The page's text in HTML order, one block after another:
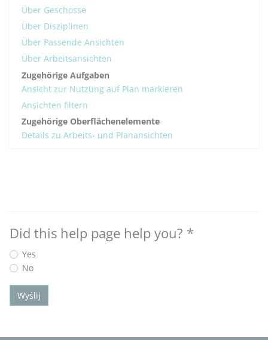
Über Geschosse
Über Disziplinen
Über Passende Ansichten
Über Arbeitsansichten
Zugehörige Aufgaben
Ansicht zur Nutzung auf Plan markieren
Ansichten filtern
Zugehörige Oberflächenelemente
Details zu Arbeits- und Planansichten
Did this help page help you? *
Yes
No
Wyślij